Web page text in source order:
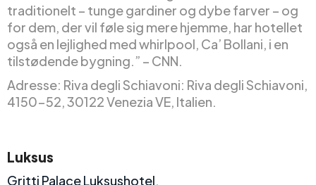
traditionelt – tunge gardiner og dybe farver – og
for dem, der vil føle sig mere hjemme, har hotellet
også en lejlighed med whirlpool, Ca’ Bollani, i en
tilstødende bygning.” – CNN.
Adresse: Riva degli Schiavoni: Riva degli Schiavoni,
4150-52, 30122 Venezia VE, Italien.
Luksus
Gritti Palace Luksushotel.